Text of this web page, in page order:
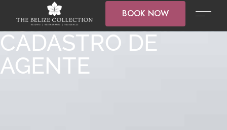
BOOK NOW
CADASTRO DE
AGENTE